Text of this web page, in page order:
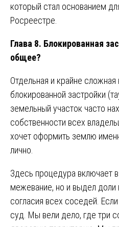
который стал основанием
Росреестре.
Глава 8. Блокированная
общее?
Отдельная и крайне сложная
блокированной застройки
земельный участок часто
собственности всех
хочет оформить землю
лично.
Здесь процедура включает
межевание, но и выдел доли
согласия всех соседей.
суд. Мы вели дело, где три